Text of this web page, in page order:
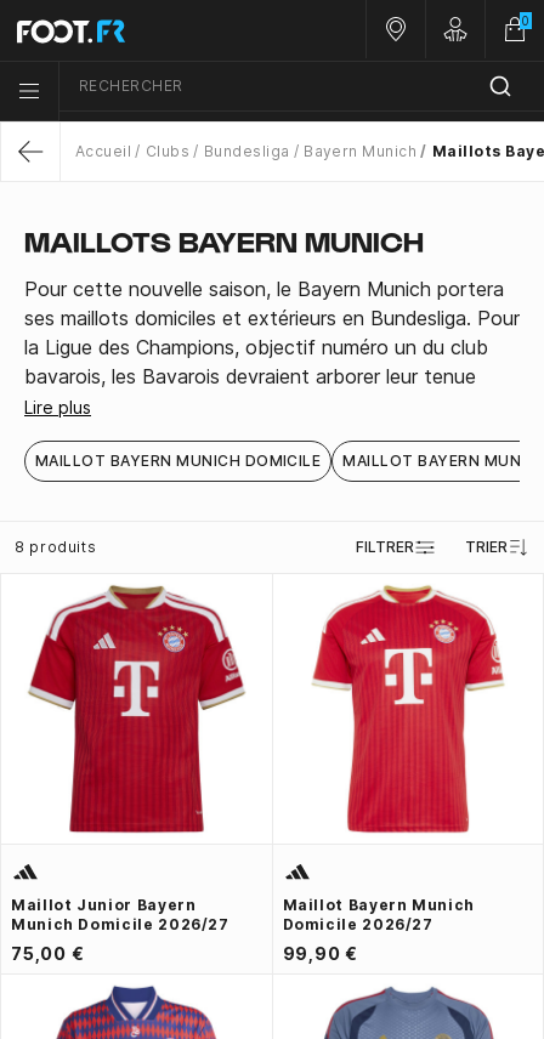
Menu list icon
RECHERCHER
Nos magasins
Customer
0
Accueil Clubs Bundesliga Bayern Munich Maillots
MAILLOTS BAYERN MUNICH
Pour cette nouvelle saison, le Bayern Munich portera
ses maillots domiciles et extérieurs en Bundesliga. Pour
la Ligue des Champions, objectif numéro un du club
bavarois, les Bavarois devraient arborer leur tenue
Third.
Lire plus
MAILLOT BAYERN MUNICH DOMICILE MAILLOT BAYERN
8 produits FILTRER TRIER
Maillot Junior Bayern
Munich Domicile 2026/27
75,00 €
Maillot Bayern Munich
Domicile 2026/27
99,90 €